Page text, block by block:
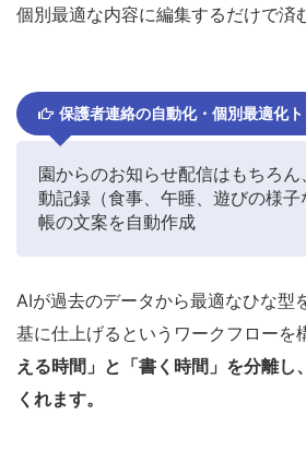
個別最適な内容に編集するだけで済
保護者連絡の自動化・個別最適化ト
園からのお知らせ配信はもちろ
動記録（食事、午睡、遊びの様
帳の文案を自動作成
AIが過去のデータから最適なひな型
基に仕上げるというワークフローを
える時間」と「書く時間」を分離し
くれます。